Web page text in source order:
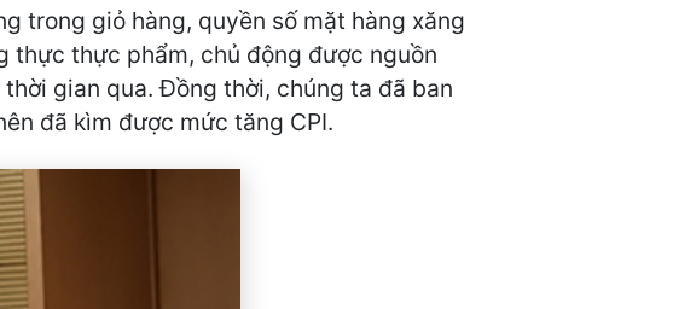
trong giỏ hàng, quyền số mặt hàng xăng
thực thực phẩm, chủ động được nguồn
gian qua. Đồng thời, chúng ta đã ban
đã kìm được mức tăng CPI.